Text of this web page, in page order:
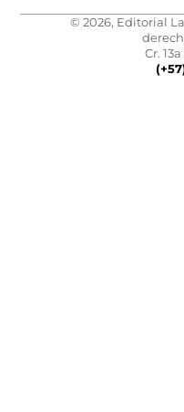
© 2026, Editorial
Cr.